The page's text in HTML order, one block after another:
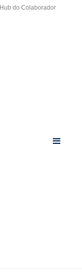
Hub do Colaborador